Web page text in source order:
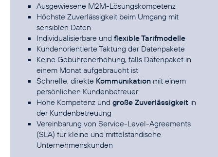
Ausgewiesene M2M-Lösungskompetenz
Höchste Zuverlässigkeit beim Umgang mit
sensiblen Daten
Individualisierbare und flexible Tarifmodelle
Kundenorientierte Taktung der Datenpakete
Keine Gebührenerhöhung, falls Datenpaket in
einem Monat aufgebraucht ist
Schnelle, direkte Kommunikation mit einem
persönlichen Kundenbetreuer
Hohe Kompetenz und große Zuverlässigkeit in
der Kundenbetreuung
Vereinbarung von Service-Level-Agreements
(SLA) für kleine und mittelständische
Unternehmenskunden